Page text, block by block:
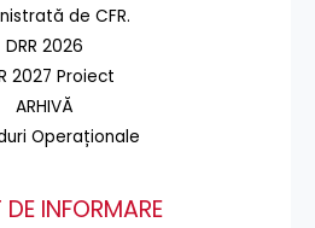
de CFR.
DRR 2026
2027 Proiect
ARHIVĂ
Operaționale
INFORMARE